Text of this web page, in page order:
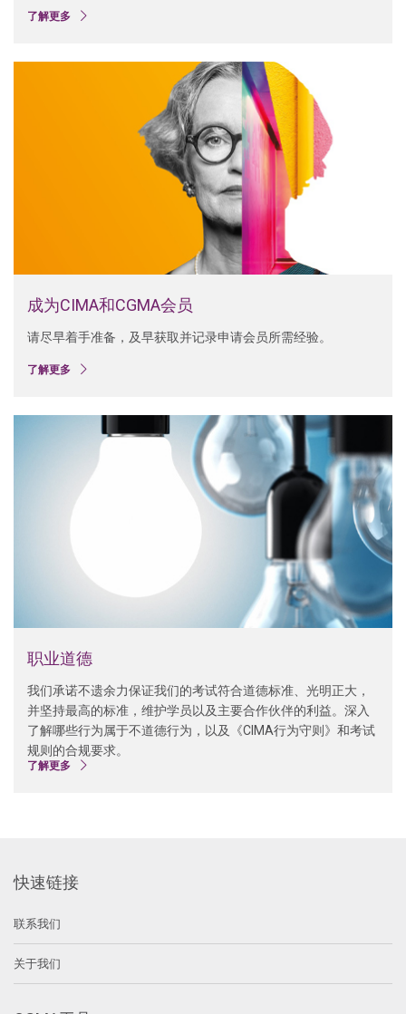
了解更多
成为CIMA和CGMA会员
请尽早着手准备，及早获取并记录申请会员所需经验。
了解更多
职业道德
我们承诺不遗余力保证我们的考试符合道德标准、光明正大，
并坚持最高的标准，维护学员以及主要合作伙伴的利益。深入
了解哪些行为属于不道德行为，以及《CIMA行为守则》和考试
规则的合规要求。
了解更多
快速链接
联系我们
关于我们